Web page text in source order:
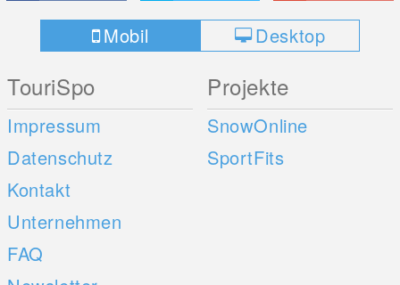
Mobil Desktop
TouriSpo
Impressum
Datenschutz
Kontakt
Unternehmen
FAQ
Projekte
SnowOnline
SportFits